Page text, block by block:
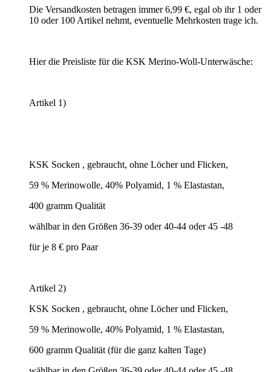
Die Versandkosten betragen immer 6,99 €, egal ob ihr 1 oder
10 oder 100 Artikel nehmt, eventuelle Mehrkosten trage ich.
Hier die Preisliste für die KSK Merino-Woll-Unterwäsche:
Artikel 1)
KSK Socken , gebraucht, ohne Löcher und Flicken,
59 % Merinowolle, 40% Polyamid, 1 % Elastastan,
400 gramm Qualität
wählbar in den Größen 36-39 oder 40-44 oder 45 -48
für je 8 € pro Paar
Artikel 2)
KSK Socken , gebraucht, ohne Löcher und Flicken,
59 % Merinowolle, 40% Polyamid, 1 % Elastastan,
600 gramm Qualität (für die ganz kalten Tage)